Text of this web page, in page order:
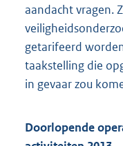
aandacht vragen.
getarifeerd
taakstelling die
in gevaar zou
Doorlopende